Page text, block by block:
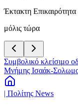
Έκτακτη Επικαιρότητα
μόλις τώρα
Συμβολικό κλείσιμο
Μνήμης Ισαάκ-
| Πολίτης News